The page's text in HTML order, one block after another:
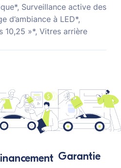
Surveillance active des
d’ambiance à LED*,
10,25 »*, Vitres arrière
Garantie